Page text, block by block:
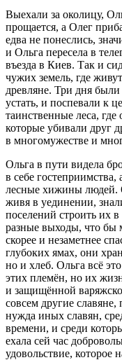
Выехали за околицу,
прощается, а Олег
едва не понеслись,
и Ольга пересела в
въезда в Киев. Так и
чужих земель, где
древляне. Три дня
устать, и поспевали к
таинственные леса,
которые убивали друг
в многомужестве и
Ольга в пути видела
в себе гостеприимства,
лесные хижины людей.
живя в уединении,
поселений строить их
разные выходы, что бы
скорее и незаметнее
глубоких ямах, они
но и хлеб. Ольга всё
этих племён, но их
и защищённой
совсем другие
нужда иных славян,
времени, и среди
ехала сей час
удовольствие, которое